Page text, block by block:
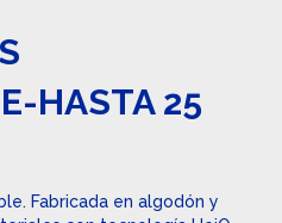
HASTA 25
Fabricada en algodón y